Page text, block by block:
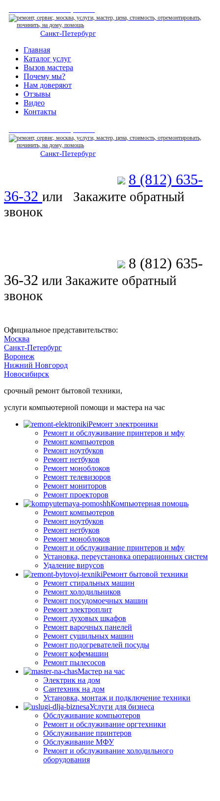
Санкт-Петербург
Главная
Каталог услуг
Вызов мастера
Почему мы?
Нам доверяют
Отзывы
Видео
Контакты
Санкт-Петербург
8 (812) 635-
36-32 или
Закажите обратный
звонок
8 (812) 635-
36-32 или Закажите обратный
звонок
Официальное представительство:
Москва
Санкт-Петербург
Воронеж
Нижний Новгород
Новосибирск
срочный ремонт бытовой техники,
услуги компьютерной помощи и мастера на час
Ремонт электроники
Ремонт и обслуживание принтеров и мфу
Ремонт компьютеров
Ремонт ноутбуков
Ремонт нетбуков
Ремонт моноблоков
Ремонт телевизоров
Ремонт мониторов
Ремонт проекторов
Компьютерная помощь
Ремонт компьютеров
Ремонт ноутбуков
Ремонт нетбуков
Ремонт моноблоков
Ремонт и обслуживание принтеров и мфу
Установка, переустановка операционных систем
Удаление вирусов
Ремонт бытовой техники
Ремонт стиральных машин
Ремонт холодильников
Ремонт посудомоечных машин
Ремонт электроплит
Ремонт духовых шкафов
Ремонт варочных панелей
Ремонт сушильных машин
Ремонт подогревателей посуды
Ремонт кофемашин
Ремонт пылесосов
Мастер на час
Электрик на дом
Сантехник на дом
Установка, монтаж и подключение техники
Услуги для бизнеса
Обслуживание компьютеров
Ремонт и обслуживание оргтехники
Обслуживание принтеров
Обслуживание МФУ
Ремонт и обслуживание холодильного
оборудования